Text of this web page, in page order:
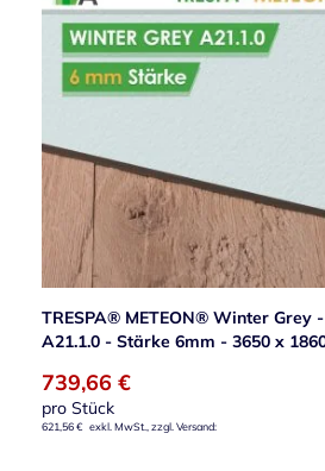
TRESPA® METEON® Winter Grey -
A21.1.0 - Stärke 6mm - 3650 x
739,66 €
pro Stück
621,56 €